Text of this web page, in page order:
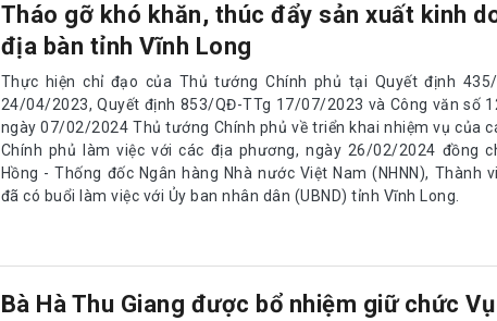
Tháo gỡ khó khăn, thúc đẩy sản xuất kinh
địa bàn tỉnh Vĩnh Long
Thực hiện chỉ đạo của Thủ tướng Chính phủ tại Quyết định
24/04/2023, Quyết định 853/QĐ-TTg 17/07/2023 và Công văn số
ngày 07/02/2024 Thủ tướng Chính phủ về triển khai nhiệm vụ của
Chính phủ làm việc với các địa phương, ngày 26/02/2024 đồng
Hồng - Thống đốc Ngân hàng Nhà nước Việt Nam (NHNN), Thành
đã có buổi làm việc với Ủy ban nhân dân (UBND) tỉnh Vĩnh Long.
Bà Hà Thu Giang được bổ nhiệm giữ chức